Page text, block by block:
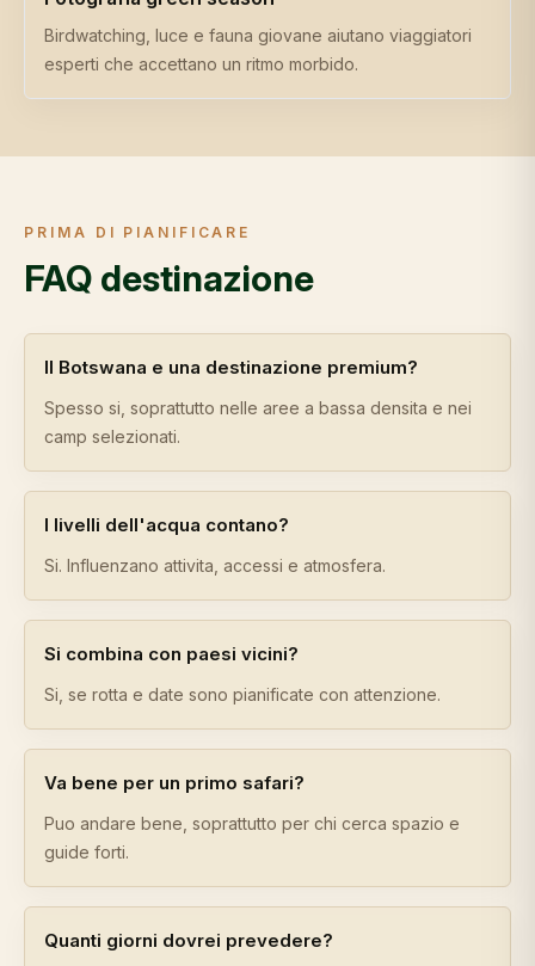
Birdwatching, luce e fauna giovane aiutano viaggiatori
esperti che accettano un ritmo morbido.
PRIMA DI PIANIFICARE
FAQ destinazione
Il Botswana e una destinazione premium?
Spesso si, soprattutto nelle aree a bassa densita e nei
camp selezionati.
I livelli dell'acqua contano?
Si. Influenzano attivita, accessi e atmosfera.
Si combina con paesi vicini?
Si, se rotta e date sono pianificate con attenzione.
Va bene per un primo safari?
Puo andare bene, soprattutto per chi cerca spazio e
guide forti.
Quanti giorni dovrei prevedere?